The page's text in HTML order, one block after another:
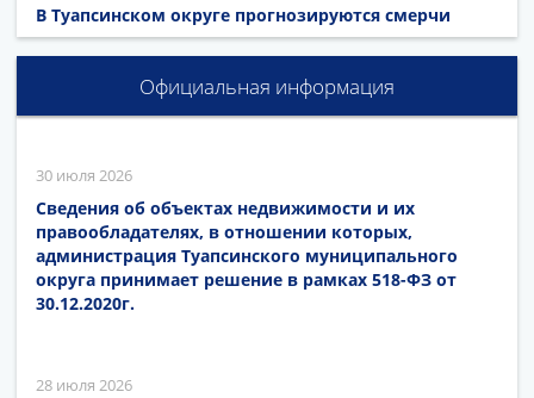
В Туапсинском округе прогнозируются смерчи
Официальная информация
30 июля 2026
Сведения об объектах недвижимости и их
правообладателях, в отношении которых,
администрация Туапсинского муниципального
округа принимает решение в рамках 518-ФЗ от
30.12.2020г.
28 июля 2026